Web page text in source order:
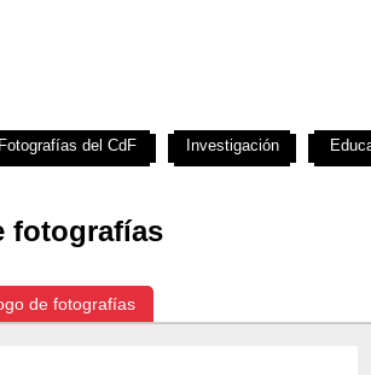
fotografías
de fotografías
Fotografías del CdF Investigación